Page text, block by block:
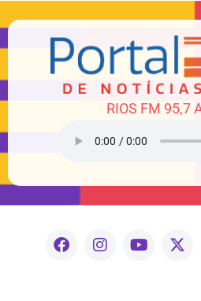
RIOS FM 95,7